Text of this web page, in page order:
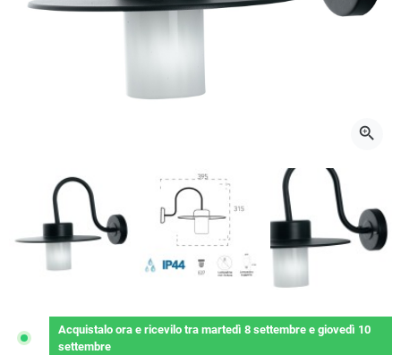
zoom_in
Acquistalo orae ricevilo tra martedì 8 settembree giovedì 10
settembre